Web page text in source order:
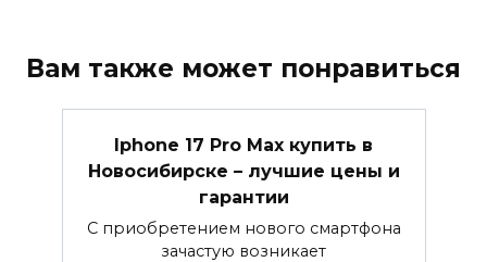
Вам также может понравиться
Iphone 17 Pro Max купить в
Новосибирске – лучшие цены и
гарантии
С приобретением нового смартфона
зачастую возникает